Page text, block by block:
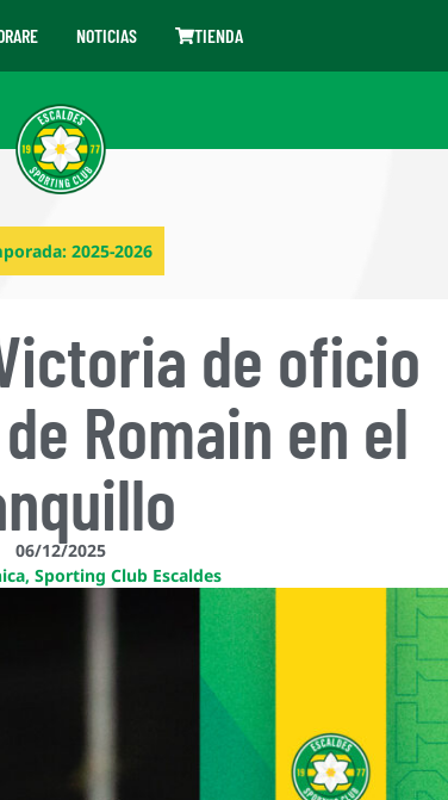
NOTICIAS TIENDA
2025-2026
de oficio
Romain en el
06/12/2025
, Sporting Club Escaldes